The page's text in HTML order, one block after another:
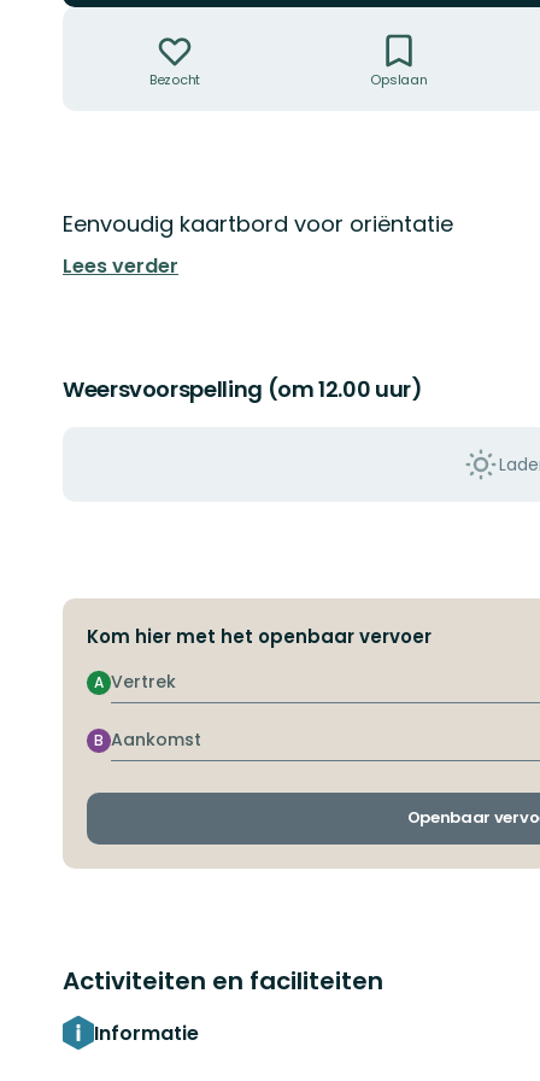
Bezocht Opslaan
Omschrijving
Eenvoudig kaartbord voor oriëntatie
Lees verder
Weersvoorspelling (om 12.00 uur)
Kom hier met het openbaar vervoer
Vertrek
A
Aankomst
B
Openbaar
Activiteiten en faciliteiten
Informatie